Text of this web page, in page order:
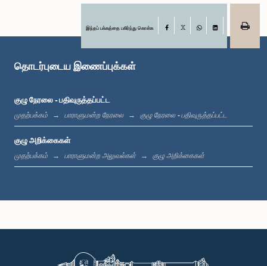
கௌரவ கே. சுஜித் சஞ்ஜய பெரேரா, பா.உ.
உறுப்பினர்
இந்தப் பக்கத்தை பகிர்ந்து கொள்க Facebook
LinkedIn
தொடர்புடைய இணைப்புக்கள்
குழு நேரலை - பதிவுருத்தப்பட்ட
முதற்பக்கம் பாராளுமன்ற நேரலை குழு நேரலை - பதிவுருத்தப்பட்ட
குழு அறிக்கைகள்
முதற்பக்கம் பாராளுமன்ற அலுவல்கள் குழு அறிக்கைகள்